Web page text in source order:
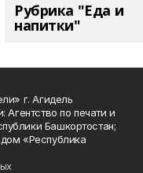
Рубрика "Еда и
напитки"
г. Агидель
Агентство по печати и
Башкортостан;
«Республика